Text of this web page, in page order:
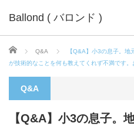
Ballond ( バロンド )
ホーム Q&A
【Q&A】小3の息子。
が技術的なことを何も教えてくれず不満です。
Q&A
【Q&A】小3の息子。